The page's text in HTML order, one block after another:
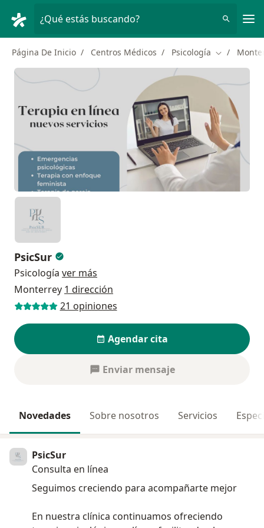
¿Qué estás buscando?
Página De Inicio Centros Médicos Psicología Cambiar de
PsicSur
Psicología ver más
Monterrey 1 dirección
21 opiniones
Agendar cita
Enviar mensaje
Novedades Sobre nosotros Servicios
PsicSur
Consulta en línea
Seguimos creciendo para acompañarte mejor
En nuestra clínica continuamos ofreciendo